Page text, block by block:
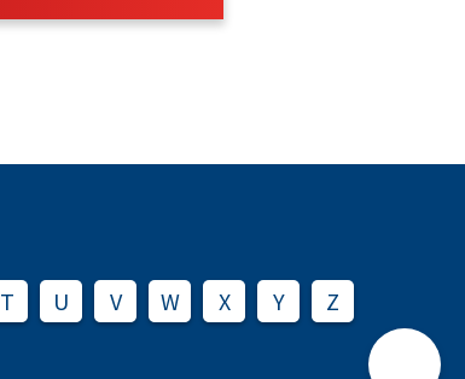
T U V W X Y
Z